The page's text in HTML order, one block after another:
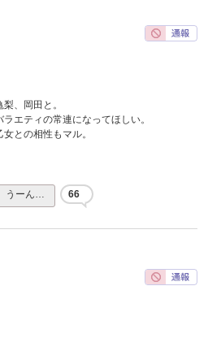
、岡田と。
エティの常連になってほしい。
との相性もマル。
うーん… 66